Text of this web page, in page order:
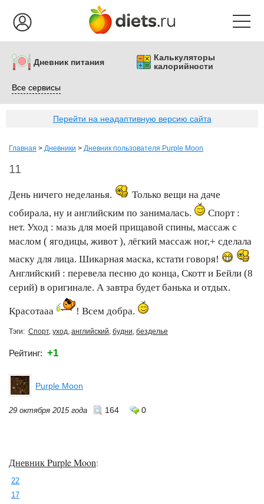
Дневник питания
Калькуляторы
калорийности
Все сервисы
Перейти на неадаптивную версию сайта
Главная > Дневники > Дневник пользователя Purple Moon
11
День ничего неделанья.
Только вещи на даче
собирала, ну и английским по занималась.
Спорт :
нет. Уход : мазь для моей прищавой спины, массаж с
маслом ( ягодицы, живот ), лёгкий массаж ног,+ сделала
маску для лица. Шикарная маска, кстати говоря!
Английский : перевела песню до конца, Скотт и Бейли (8
серий) в оригинале. А завтра будет банька и отдых.
Красотааа ! Всем добра.
Тэги: Спорт, уход, английский, будни, безделье
Рейтинг: +1
Purple Moon
29 октября 2015 года 164 0
Дневник Purple Moon:
22
17